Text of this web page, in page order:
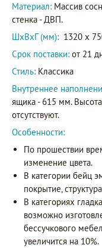
Материал: Массив
стенка - ДВП.
ШxВxГ (мм): 1320 x
Срок поставки: от 21
Стиль: Классика
Внутреннее
ящика - 615 мм.
отсутствуют.
Особенности:
По прошествии
изменение цвета.
В категории бейц
покрытие,
В категориях
возможно
бессучкового
увеличится на 10%.